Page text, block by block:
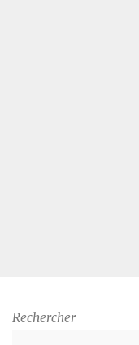
Rechercher